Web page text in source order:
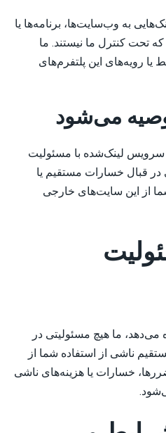
به وب‌سایت‌ها، برنامه‌ها یا
کنترل ما نیستند. ما
یا رویه‌های این پلتفرم‌های
می‌شود
سرویس لینک‌شده با مسئولیت
قبال خسارات مستقیم یا
از این سایت‌های خارجی
ما هیچ مسئولیتی در
ناشی از استفاده شما از
خسارات یا هزینه‌های ناشی